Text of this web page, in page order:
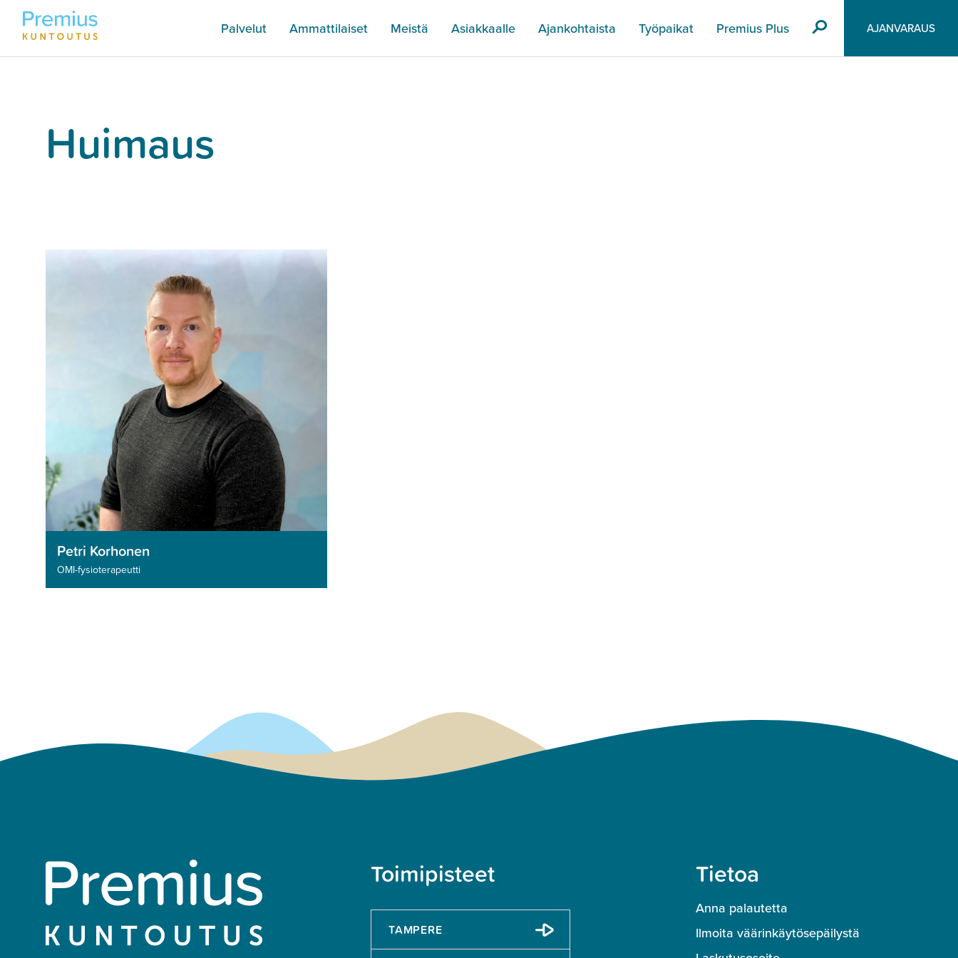
Palvelut Ammattilaiset Meistä Asiakkaalle Ajankohtaista Työpaikat Premius Plus AJANVARAUS
Huimaus
Petri Korhonen
OMI-fysioterapeutti
Toimipisteet
TAMPERE
Tietoa
Anna palautetta
Ilmoita väärinkäytösepäilystä